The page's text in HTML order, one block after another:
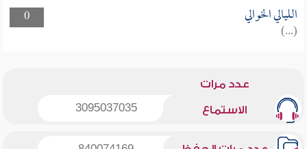
0
الليالي الخوالي
(...)
عدد مرات
الاستماع 3095037035